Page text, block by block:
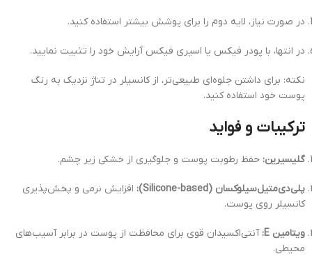
در صورت نیاز، لایه دوم را برای پوشش بیشتر استفاده کنید.
در انتها، با پودر فیکس یا اسپری فیکس آرایش خود را تثبیت نمایید.
نکته: برای داشتن جلوه‌ای طبیعی‌تر، از کانسیلر در تناژ نزدیک به رنگ
پوست خود استفاده کنید.
ترکیبات و فواید
گلیسیرین: حفظ رطوبت پوست و جلوگیری از خشکی زیر چشم.
پلی‌دی‌متیل‌سیلوکسان (Silicone-based):
افزایش نرمی و پخش‌پذیری
کانسیلر روی پوست.
ویتامین E:
آنتی‌اکسیدان قوی برای محافظت از پوست در برابر آسیب‌های
محیطی.